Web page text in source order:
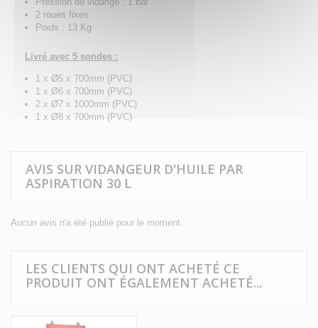
2 roues fixes
Poids : 13 Kg
Livré avec 5 sondes :
1 x Ø5 x 700mm (PVC)
1 x Ø6 x 700mm (PVC)
2 x Ø7 x 1000mm (PVC)
1 x Ø8 x 700mm (PVC)
AVIS SUR VIDANGEUR D'HUILE PAR
ASPIRATION 30 L
Aucun avis n'a été publié pour le moment.
LES CLIENTS QUI ONT ACHETÉ CE
PRODUIT ONT ÉGALEMENT ACHETÉ...